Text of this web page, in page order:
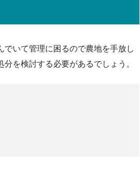
でいて管理に困るので農地を手放し
を検討する必要があるでしょう。